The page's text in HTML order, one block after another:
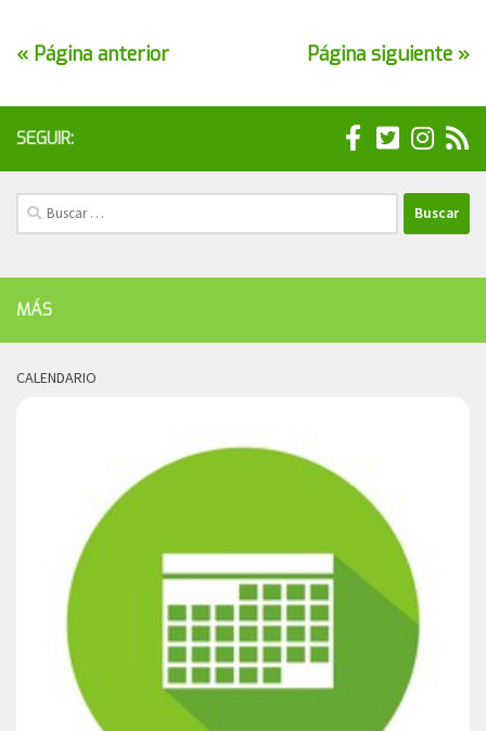
« Página anterior Página siguiente »
SEGUIR:
Buscar:
MÁS
CALENDARIO